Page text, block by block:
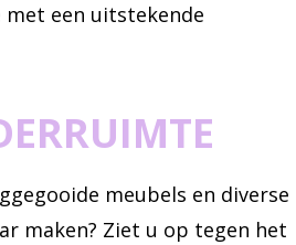
een uitstekende
meubels en diverse
maken? Ziet u op tegen het